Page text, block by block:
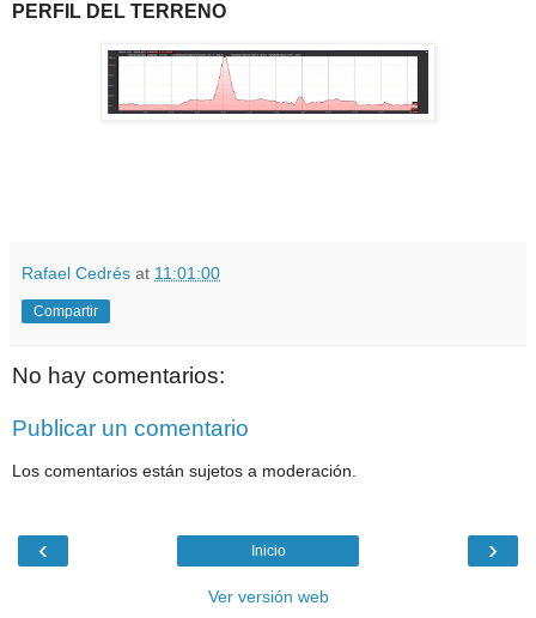
PERFIL DEL TERRENO
Rafael Cedrés at 11:01:00
Compartir
No hay comentarios:
Publicar un comentario
Los comentarios están sujetos a moderación.
‹ ›
Inicio
Ver versión web